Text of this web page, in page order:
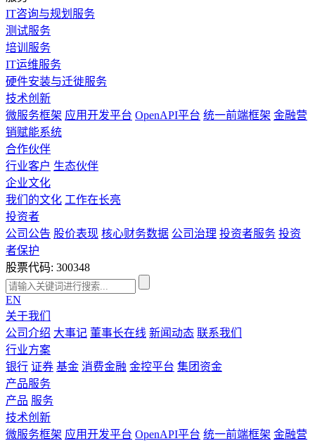
IT咨询与规划服务
测试服务
培训服务
IT运维服务
硬件安装与迁徙服务
技术创新
微服务框架 应用开发平台 OpenAPI平台 统一前端框架 金融营
销赋能系统
合作伙伴
行业客户 生态伙伴
企业文化
我们的文化 工作在长亮
投资者
公司公告 股价表现 核心财务数据 公司治理 投资者服务 投资
者保护
股票代码: 300348
EN
关于我们
公司介绍 大事记 董事长在线 新闻动态 联系我们
行业方案
银行 证券 基金 消费金融 金控平台 集团资金
产品服务
产品 服务
技术创新
微服务框架 应用开发平台 OpenAPI平台 统一前端框架 金融营